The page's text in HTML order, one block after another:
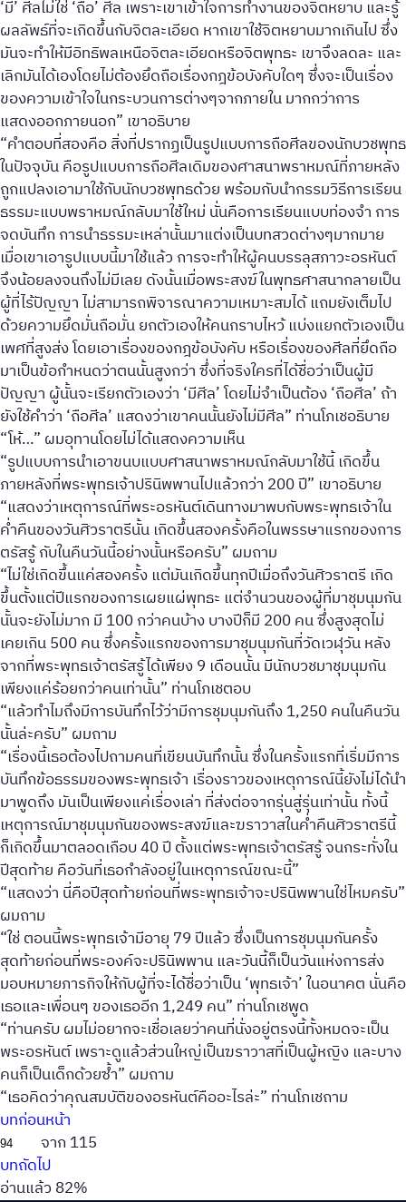
‘มี’ ศีลไม่ใช่ ‘ถือ’ ศีล เพราะเขาเข้าใจการทำงานของจิตหยาบ และรู้
ผลลัพธ์ที่จะเกิดขึ้นกับจิตละเอียด หากเขาใช้จิตหยาบมากเกินไป ซึ่ง
มันจะทำให้มีอิทธิพลเหนือจิตละเอียดหรือจิตพุทธะ เขาจึงลดละ และ
เลิกมันได้เองโดยไม่ต้องยึดถือเรื่องกฎข้อบังคับใดๆ ซึ่งจะเป็นเรื่อง
ของความเข้าใจในกระบวนการต่างๆจากภายใน มากกว่าการ
แสดงออกภายนอก” เขาอธิบาย
“คำตอบที่สองคือ สิ่งที่ปรากฏเป็นรูปแบบการถือศีลของนักบวชพุทธ
ในปัจจุบัน คือรูปแบบการถือศีลเดิมของศาสนาพราหมณ์ที่ภายหลัง
ถูกแปลงเอามาใช้กับนักบวชพุทธด้วย พร้อมกับนำกรรมวิธีการเรียน
ธรรมะแบบพราหมณ์กลับมาใช้ใหม่ นั่นคือการเรียนแบบท่องจำ การ
จดบันทึก การนำธรรมะเหล่านั้นมาแต่งเป็นบทสวดต่างๆมากมาย
เมื่อเขาเอารูปแบบนี้มาใช้แล้ว การจะทำให้ผู้คนบรรลุสภาวะอรหันต์
จึงน้อยลงจนถึงไม่มีเลย ดังนั้นเมื่อพระสงฆ์ในพุทธศาสนากลายเป็น
ผู้ที่ไร้ปัญญา ไม่สามารถพิจารณาความเหมาะสมได้ แถมยังเต็มไป
ด้วยความยึดมั่นถือมั่น ยกตัวเองให้คนกราบไหว้ แบ่งแยกตัวเองเป็น
เพศที่สูงส่ง โดยเอาเรื่องของกฎข้อบังคับ หรือเรื่องของศีลที่ยึดถือ
มาเป็นข้อกำหนดว่าตนนั้นสูงกว่า ซึ่งที่จริงใครที่ได้ชื่อว่าเป็นผู้มี
ปัญญา ผู้นั้นจะเรียกตัวเองว่า ‘มีศีล’ โดยไม่จำเป็นต้อง ‘ถือศีล’ ถ้า
ยังใช้คำว่า ‘ถือศีล’ แสดงว่าเขาคนนั้นยังไม่มีศีล” ท่านโภเชอธิบาย
“โห้…” ผมอุทานโดยไม่ได้แสดงความเห็น
“รูปแบบการนำเอาขนบแบบศาสนาพราหมณ์กลับมาใช้นี้ เกิดขึ้น
ภายหลังที่พระพุทธเจ้าปรินิพพานไปแล้วกว่า 200 ปี” เขาอธิบาย
“แสดงว่าเหตุการณ์ที่พระอรหันต์เดินทางมาพบกับพระพุทธเจ้าใน
ค่ำคืนของวันศิวราตรีนั้น เกิดขึ้นสองครั้งคือในพรรษาแรกของการ
ตรัสรู้ กับในคืนวันนี้อย่างนั้นหรือครับ” ผมถาม
“ไม่ใช่เกิดขึ้นแค่สองครั้ง แต่มันเกิดขึ้นทุกปีเมื่อถึงวันศิวราตรี เกิด
ขึ้นตั้งแต่ปีแรกของการเผยแผ่พุทธะ แต่จำนวนของผู้ที่มาชุมนุมกัน
นั้นจะยังไม่มาก มี 100 กว่าคนบ้าง บางปีก็มี 200 คน ซึ่งสูงสุดไม่
เคยเกิน 500 คน ซึ่งครั้งแรกของการมาชุมนุมกันที่วัดเวฬุวัน หลัง
จากที่พระพุทธเจ้าตรัสรู้ได้เพียง 9 เดือนนั้น มีนักบวชมาชุมนุมกัน
เพียงแค่ร้อยกว่าคนเท่านั้น” ท่านโภเชตอบ
“แล้วทำไมถึงมีการบันทึกไว้ว่ามีการชุมนุมกันถึง 1,250 คนในคืนวัน
นั้นล่ะครับ” ผมถาม
“เรื่องนี้เธอต้องไปถามคนที่เขียนบันทึกนั้น ซึ่งในครั้งแรกที่เริ่มมีการ
บันทึกข้อธรรมของพระพุทธเจ้า เรื่องราวของเหตุการณ์นี้ยังไม่ได้นำ
มาพูดถึง มันเป็นเพียงแค่เรื่องเล่า ที่ส่งต่อจากรุ่นสู่รุ่นเท่านั้น ทั้งนี้
เหตุการณ์มาชุมนุมกันของพระสงฆ์และฆราวาสในค่ำคืนศิวราตรีนี้
ก็เกิดขึ้นมาตลอดเกือบ 40 ปี ตั้งแต่พระพุทธเจ้าตรัสรู้ จนกระทั่งใน
ปีสุดท้าย คือวันที่เธอกำลังอยู่ในเหตุการณ์ขณะนี้”
“แสดงว่า นี่คือปีสุดท้ายก่อนที่พระพุทธเจ้าจะปรินิพพานใช่ไหมครับ”
ผมถาม
“ใช่ ตอนนี้พระพุทธเจ้ามีอายุ 79 ปีแล้ว ซึ่งเป็นการชุมนุมกันครั้ง
สุดท้ายก่อนที่พระองค์จะปรินิพพาน และวันนี้ก็เป็นวันแห่งการส่ง
มอบหมายภารกิจให้กับผู้ที่จะได้ชื่อว่าเป็น ‘พุทธเจ้า’ ในอนาคต นั่นคือ
เธอและเพื่อนๆ ของเธออีก 1,249 คน” ท่านโภเชพูด
“ท่านครับ ผมไม่อยากจะเชื่อเลยว่าคนที่นั่งอยู่ตรงนี้ทั้งหมดจะเป็น
พระอรหันต์ เพราะดูแล้วส่วนใหญ่เป็นฆราวาสที่เป็นผู้หญิง และบาง
คนก็เป็นเด็กด้วยซ้ำ” ผมถาม
“เธอคิดว่าคุณสมบัติของอรหันต์คืออะไรล่ะ” ท่านโภเชถาม
บทก่อนหน้า
จาก 115
บทถัดไป
อ่านแล้ว 82%